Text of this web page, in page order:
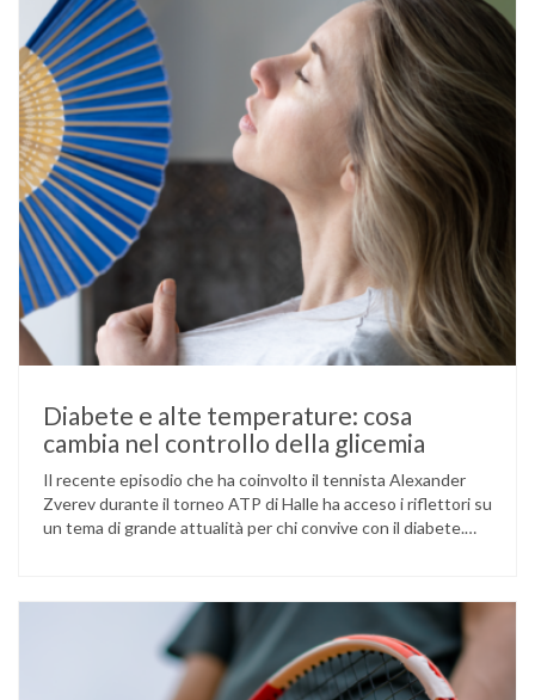
mantenere …
Diabete e alte temperature: cosa
cambia nel controllo della glicemia
Il recente episodio che ha coinvolto il tennista Alexander
Zverev durante il torneo ATP di Halle ha acceso i riflettori su
un tema di grande attualità per chi convive con il diabete.
glucosio lo aveva portato …